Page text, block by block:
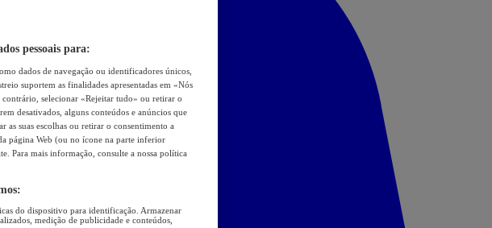
pessoais para:
dados de navegação ou identificadores únicos,
suportem as finalidades apresentadas em «Nós
contrário, selecionar «Rejeitar tudo» ou retirar o
desativados, alguns conteúdos e anúncios que
as suas escolhas ou retirar o consentimento a
página Web (ou no ícone na parte inferior
Para mais informação, consulte a nossa política
do dispositivo para identificação. Armazenar
medição de publicidade e conteúdos,